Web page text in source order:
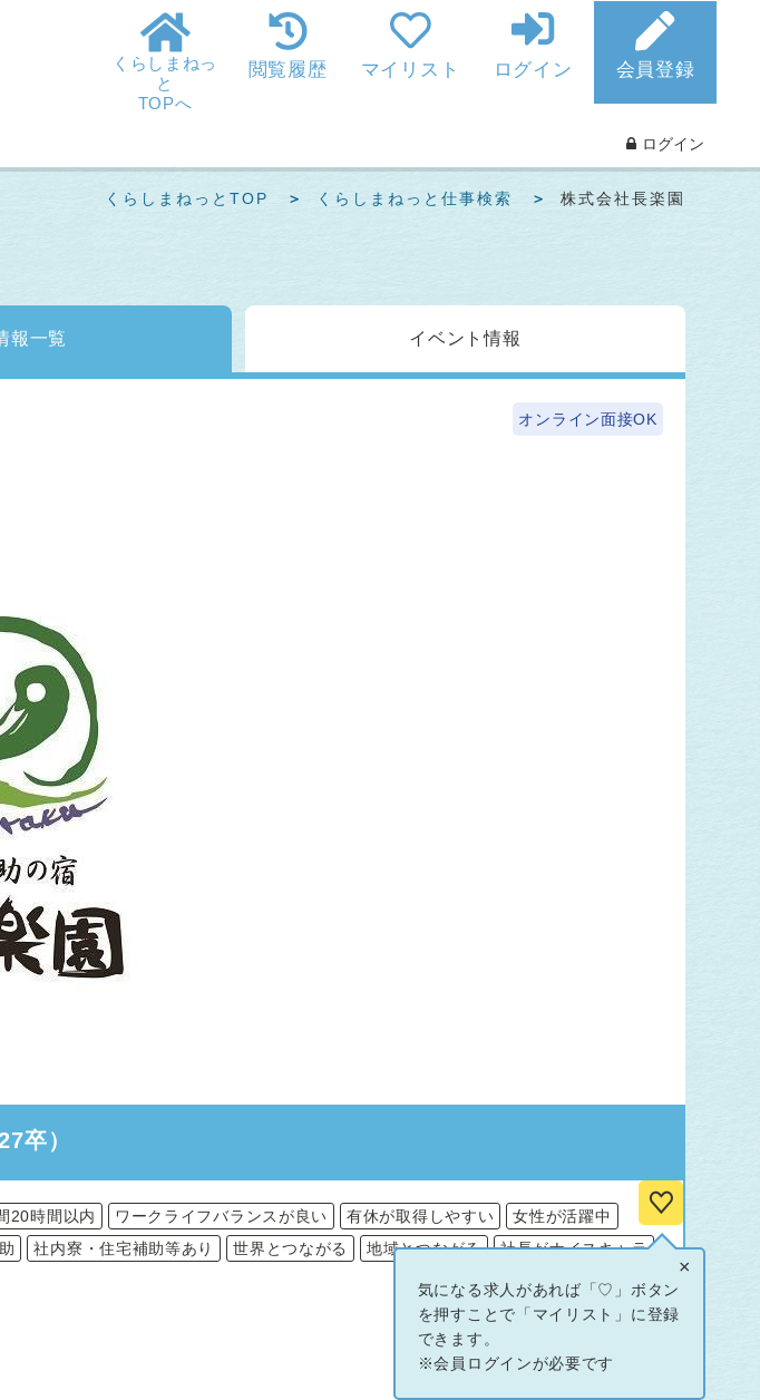
くらしまねっ
と
TOPへ
閲覧履歴 マイリスト ログイン 会員登録
ログイン
くらしまねっとTOP くらしまねっと仕事検索 株式会社長楽園
報一覧 イベント情報
オンライン面接OK
卒）
20時間以内 ワークライフバランスが良い 有休が取得しやすい
女性が活躍中
社内寮・住宅補助等あり 世界とつながる 地域とつながる
社長がナイスキャラ
×
気になる求人があれば「♡」ボタン
を押すことで「マイリスト」に登録
できます。
※会員ログインが必要です